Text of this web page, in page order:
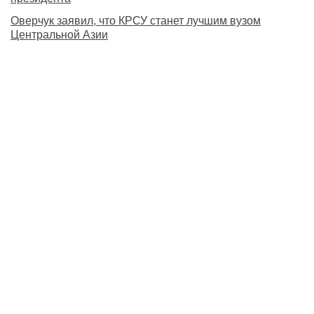
Оверчук заявил, что КРСУ станет лучшим вузом
Центральной Азии